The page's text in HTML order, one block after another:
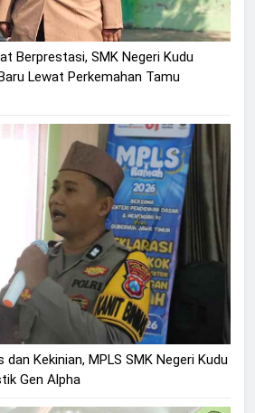
Berprestasi, SMK Negeri Kudu
Lewat Perkemahan Tamu
Kekinian, MPLS SMK Negeri Kudu
Gen Alpha